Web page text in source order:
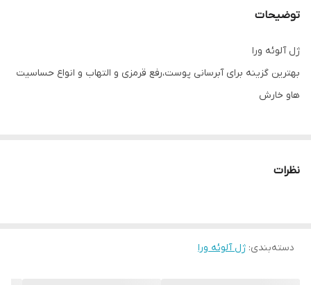
توضیحات
ژل آلوئه ورا
بهترین گزینه برای آبرسانی پوست،رفع قرمزی و التهاب و انواع حساسیت
هاو خارش
نظرات
دسته‌بندی: ژل آلوئه ورا